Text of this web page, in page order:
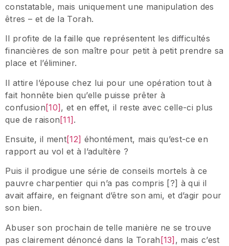
constatable, mais uniquement une manipulation des
êtres – et de la Torah.
Il profite de la faille que représentent les difficultés
financières de son maître pour petit à petit prendre sa
place et l’éliminer.
Il attire l’épouse chez lui pour une opération tout à
fait honnête bien qu’elle puisse prêter à
confusion[10], et en effet, il reste avec celle-ci plus
que de raison[11].
Ensuite, il ment[12] éhontément, mais qu’est-ce en
rapport au vol et à l’adultère ?
Puis il prodigue une série de conseils mortels à ce
pauvre charpentier qui n’a pas compris [?] à qui il
avait affaire, en feignant d’être son ami, et d’agir pour
son bien.
Abuser son prochain de telle manière ne se trouve
pas clairement dénoncé dans la Torah[13], mais c’est